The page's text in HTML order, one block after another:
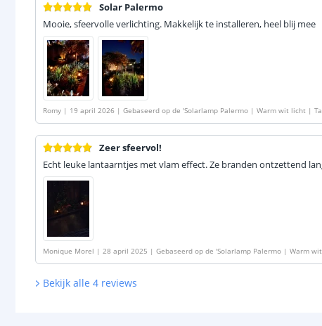
Solar Palermo
Mooie, sfeervolle verlichting. Makkelijk te installeren, heel blij mee
Romy | 19 april 2026 | Gebaseerd op de 'Solarlamp Palermo | Warm wit licht |
mp in 1 | Set van 8 stuks'
Zeer sfeervol!
Echt leuke lantaarntjes met vlam effect. Ze branden ontzettend
Monique Morel | 28 april 2025 | Gebaseerd op de 'Solarlamp Palermo | Warm
en hanglamp in 1 | Set van 4 stuks'
Bekijk alle 4 reviews